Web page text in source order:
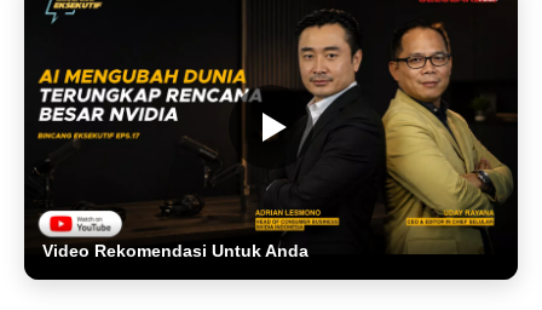
Video Rekomendasi Untuk Anda